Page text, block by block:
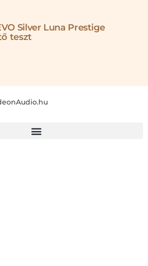
Silver Luna Prestige
teszt